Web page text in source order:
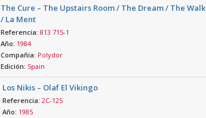
The Cure – The Upstairs Room / The Dream / The Walk
/ La Ment
Referencia: 813 715-1
Año: 1984
Compañia: Polydor
Edición: Spain
Los Nikis – Olaf El Vikingo
Referencia: 2C-125
Año: 1985